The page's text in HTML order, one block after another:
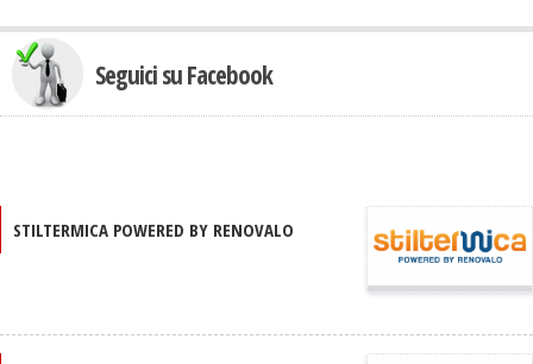
Seguici su Facebook
STILTERMICA POWERED BY RENOVALO